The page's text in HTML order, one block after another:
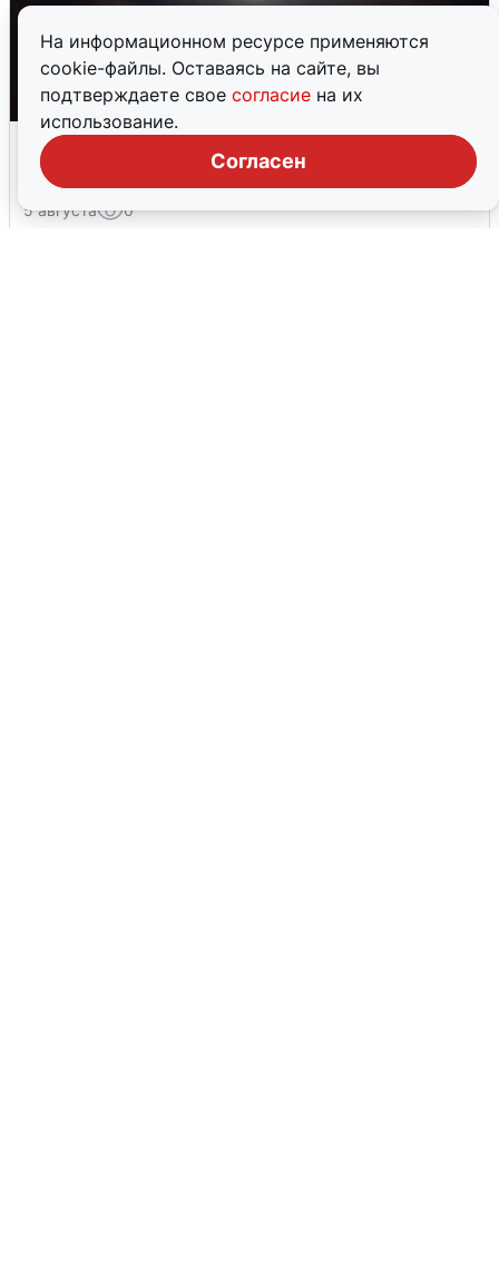
На информационном ресурсе применяются
cookie-файлы. Оставаясь на сайте, вы
подтверждаете свое согласие на их
использование.
Согласен
Взрывы в Воронеже после сигнала
тревоги
5 августа 0